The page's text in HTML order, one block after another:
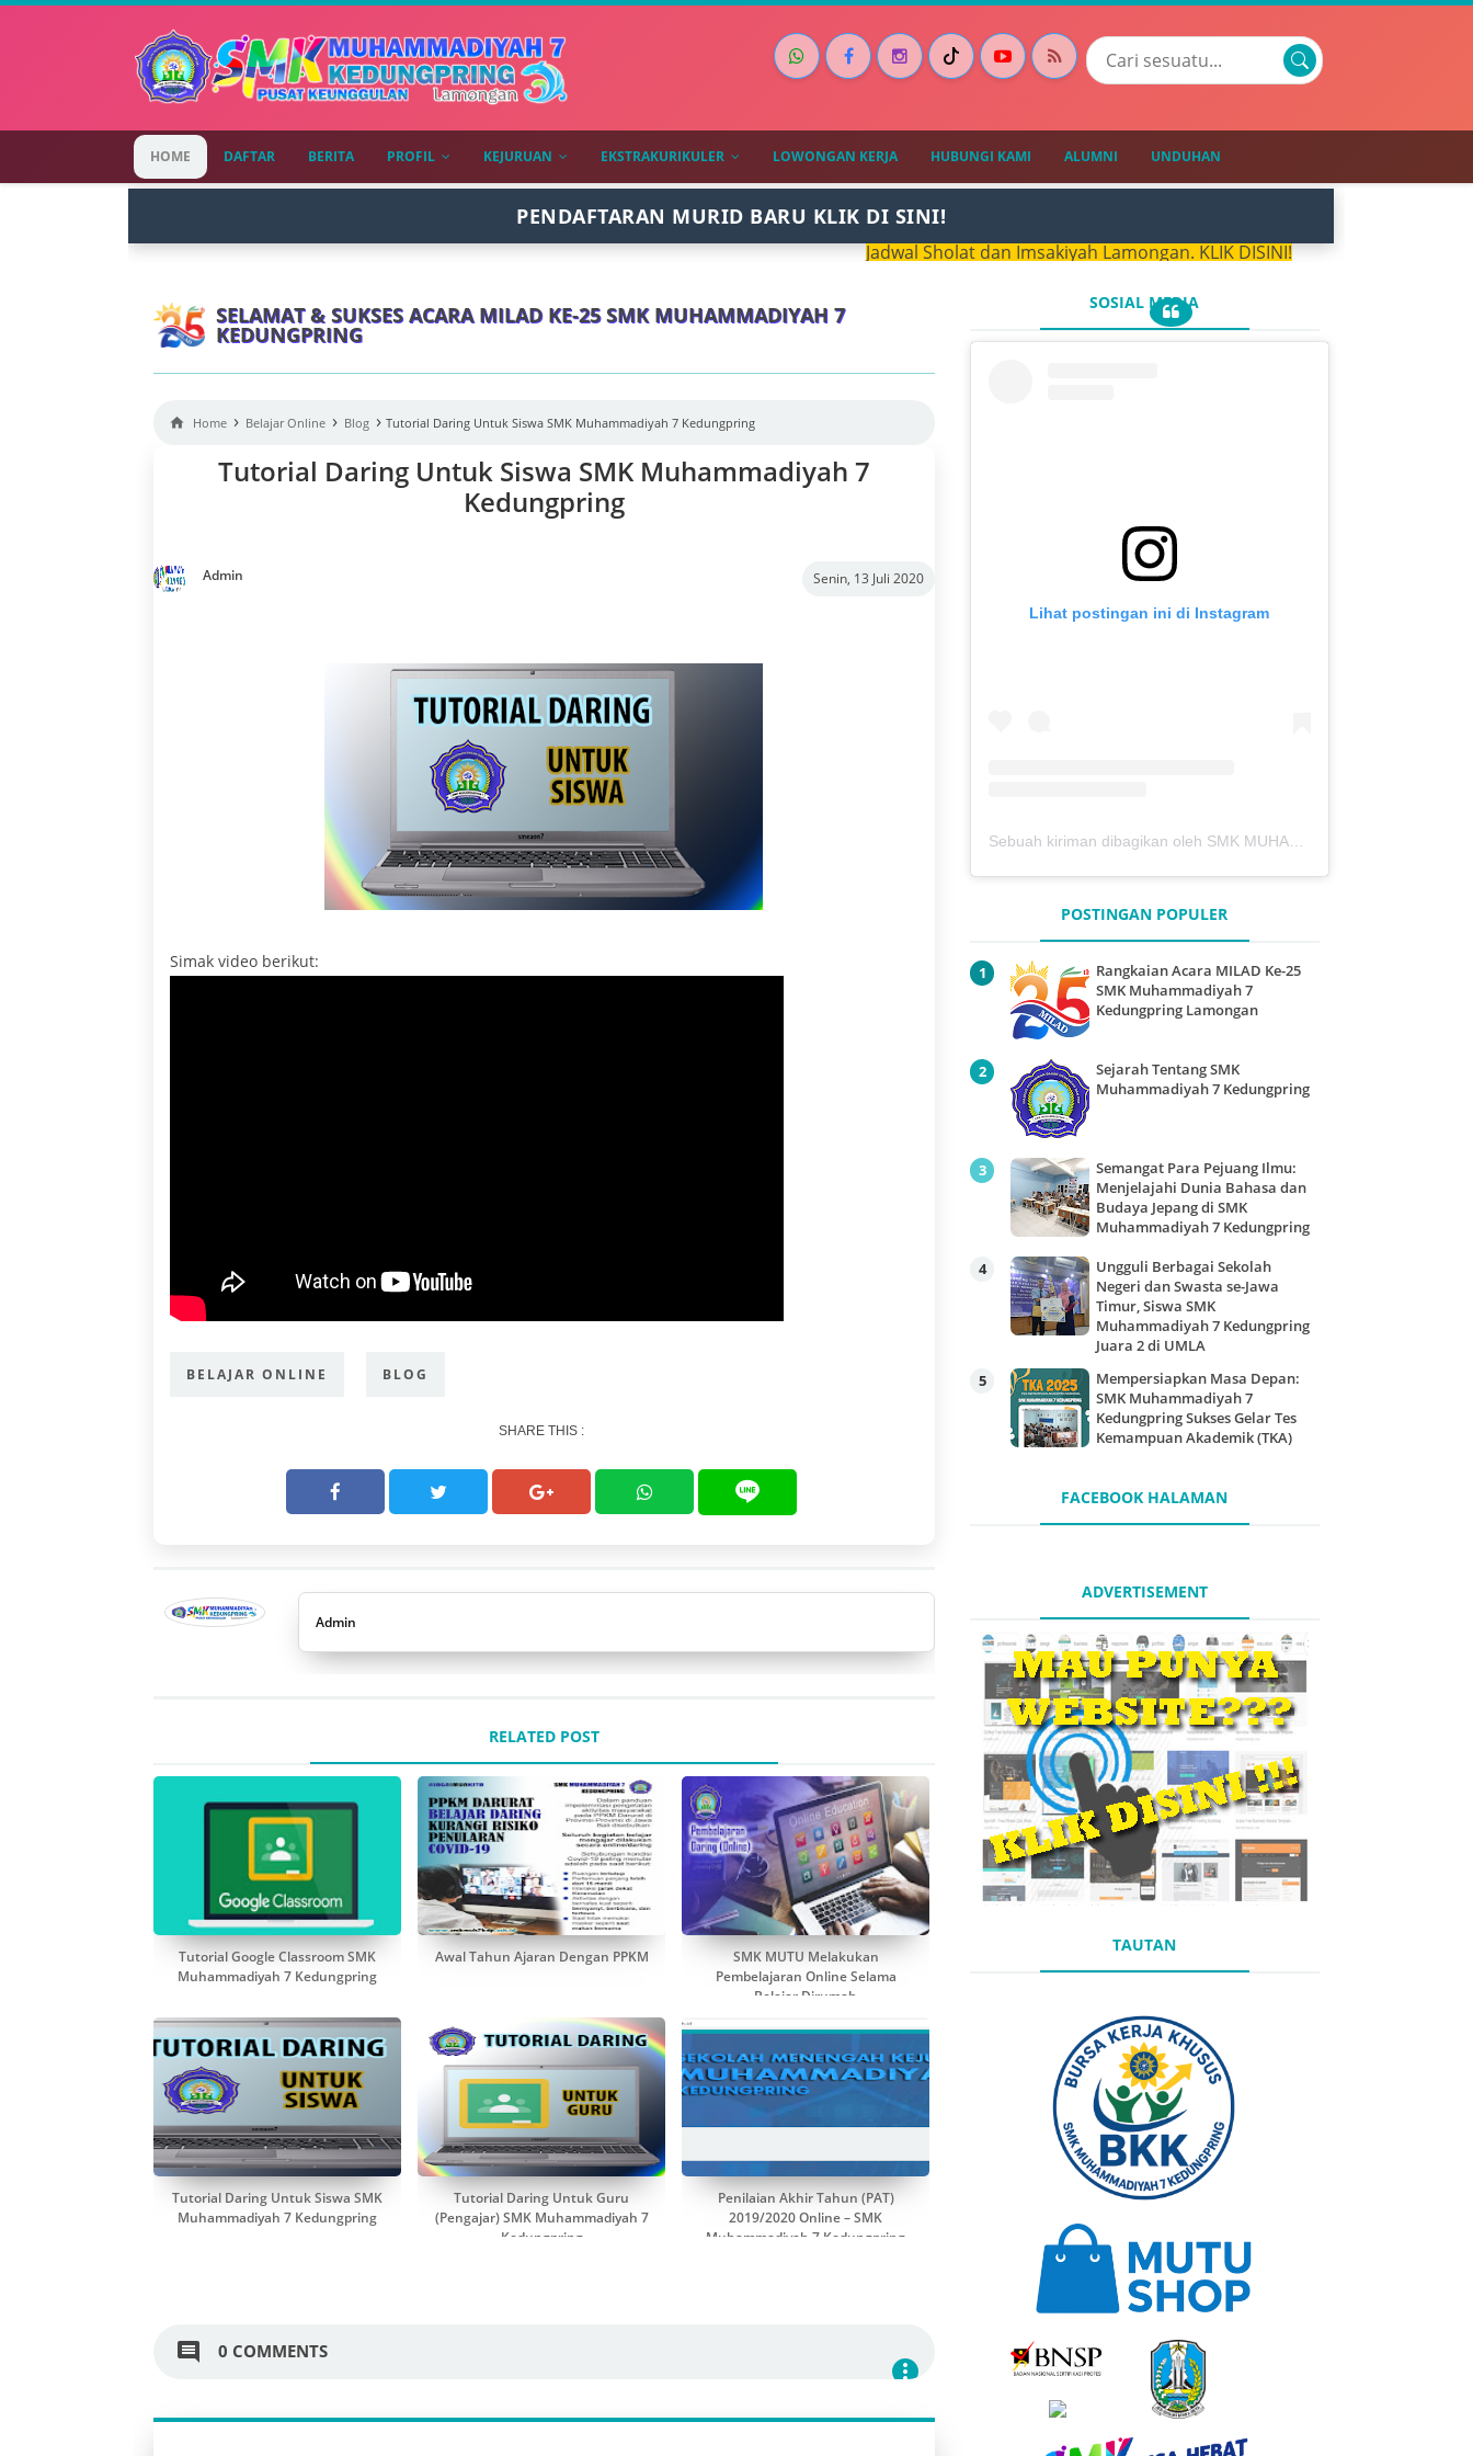
HOME DAFTAR BERITA PROFIL KEJURUAN EKSTRAKURIKULER LOWONGAN KERJA HUBUNGI KAMI ALUMNI UNDUHAN
PENDAFTARAN MURID BARU KLIK DI SINI!
Jadwal Sholat dan Imsakiyah Lamongan. KLIK DISINI!
SELAMAT & SUKSES ACARA MILAD KE-25 SMK MUHAMMADIYAH 7
KEDUNGPRING
 Home › Belajar Online › Blog › Tutorial Daring Untuk Siswa SMK Muhammadiyah 7 Kedungpring
Tutorial Daring Untuk Siswa SMK Muhammadiyah 7
Kedungpring
Admin Senin, 13 Juli 2020
Simak video berikut:
BELAJAR ONLINE BLOG
SHARE THIS :
Admin
RELATED POST
Tutorial Google Classroom SMK
Muhammadiyah 7 Kedungpring
Awal Tahun Ajaran Dengan PPKM
SMK MUTU Melakukan
Pembelajaran Online Selama
Belajar Dirumah
Tutorial Daring Untuk Siswa SMK
Muhammadiyah 7 Kedungpring
Tutorial Daring Untuk Guru
(Pengajar) SMK Muhammadiyah 7
Kedungpring
Penilaian Akhir Tahun (PAT)
2019/2020 Online – SMK
Muhammadiyah 7 Kedungpring
comment 0 COMMENTS
more_vert
SOSIAL MEDIA
Lihat postingan ini di Instagram
Sebuah kiriman dibagikan oleh SMK MUHAMMADIYAH 7 KEDUNGPRING (@mutukdp)
POSTINGAN POPULER
Rangkaian Acara MILAD Ke-25
SMK Muhammadiyah 7
Kedungpring Lamongan
Sejarah Tentang SMK
Muhammadiyah 7 Kedungpring
Semangat Para Pejuang Ilmu:
Menjelajahi Dunia Bahasa dan
Budaya Jepang di SMK
Muhammadiyah 7 Kedungpring
Ungguli Berbagai Sekolah
Negeri dan Swasta se-Jawa
Timur, Siswa SMK
Muhammadiyah 7 Kedungpring
Juara 2 di UMLA
Mempersiapkan Masa Depan:
SMK Muhammadiyah 7
Kedungpring Sukses Gelar Tes
Kemampuan Akademik (TKA)
FACEBOOK HALAMAN
ADVERTISEMENT
TAUTAN